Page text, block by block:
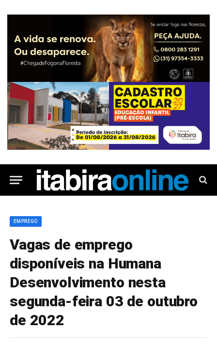
EMPREGO
Vagas de emprego
disponíveis na Humana
Desenvolvimento nesta
segunda-feira 03 de outubro
de 2022